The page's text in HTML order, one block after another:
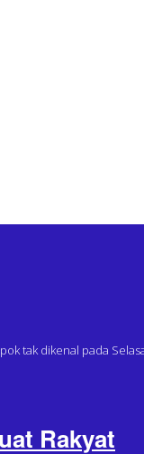
tak dikenal pada
Rakyat